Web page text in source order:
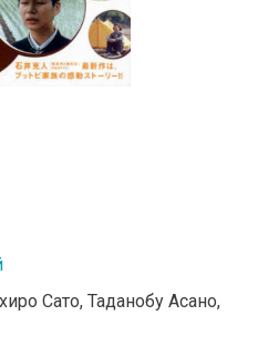
Сато, Таданобу Асано,